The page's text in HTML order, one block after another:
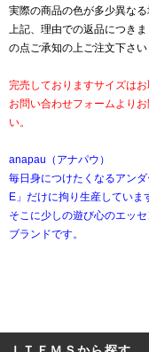
実際の商品の色が多少異な
上記、理由での返品につき
の点ご承知の上ご注文下さい
完売しておりますサイズは
お問い合わせフォームより
い。
anapau（アナパウ）
毎日身につけたくなるアン
E」だけに拘り生産していま
そこに少しの遊び心のエッ
ブランドです。